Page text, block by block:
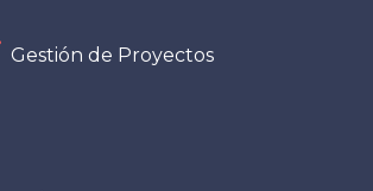
Gestión de Proyectos